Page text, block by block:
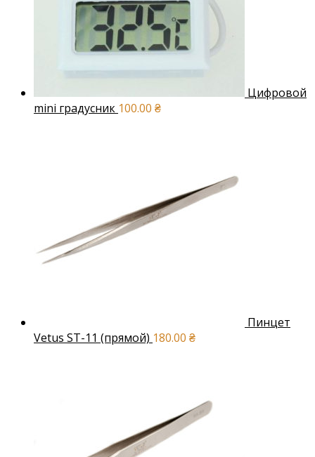
Цифровой
mini градусник 100.00 ₴
Пинцет
Vetus ST-11 (прямой) 180.00 ₴